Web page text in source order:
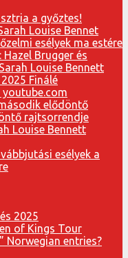
a győztes!
esélyek ma estére
Finálé
elődöntő
rajtsorrendje
esélyek a
2025
Norwegian entries?